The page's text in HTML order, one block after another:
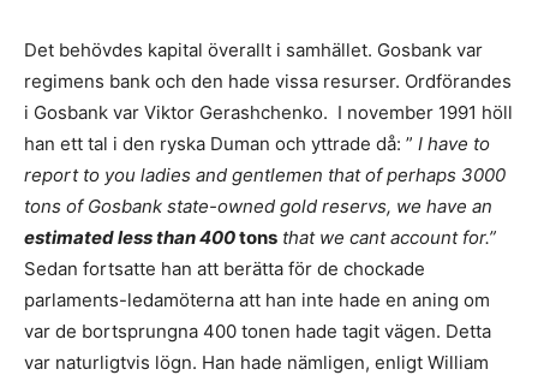
Det behövdes kapital överallt i samhället. Gosbank var
regimens bank och den hade vissa resurser. Ordförandes
i Gosbank var Viktor Gerashchenko. I november 1991 höll
han ett tal i den ryska Duman och yttrade då: ” I have to
report to you ladies and gentlemen that of perhaps 3000
tons of Gosbank state-owned gold reservs, we have an
estimated less than 400tons that we cant account for.”
Sedan fortsatte han att berätta för de chockade
parlaments-ledamöterna att han inte hade en aning om
var de bortsprungna 400 tonen hade tagit vägen. Detta
var naturligtvis lögn. Han hade nämligen, enligt William